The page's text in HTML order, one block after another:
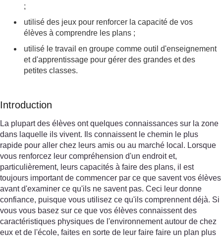
;
utilisé des jeux pour renforcer la capacité de vos
élèves à comprendre les plans ;
utilisé le travail en groupe comme outil d'enseignement
et d'apprentissage pour gérer des grandes et des
petites classes.
Introduction
La plupart des élèves ont quelques connaissances sur la zone
dans laquelle ils vivent. Ils connaissent le chemin le plus
rapide pour aller chez leurs amis ou au marché local. Lorsque
vous renforcez leur compréhension d'un endroit et,
particulièrement, leurs capacités à faire des plans, il est
toujours important de commencer par ce que savent vos élèves
avant d'examiner ce qu'ils ne savent pas. Ceci leur donne
confiance, puisque vous utilisez ce qu'ils comprennent déjà. Si
vous vous basez sur ce que vos élèves connaissent des
caractéristiques physiques de l'environnement autour de chez
eux et de l'école, faites en sorte de leur faire faire un plan plus